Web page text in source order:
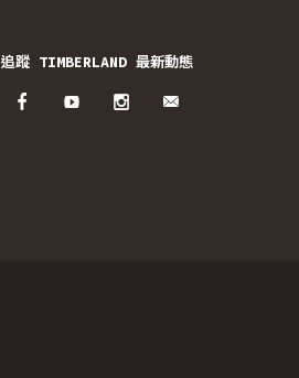
追蹤 TIMBERLAND 最新動態